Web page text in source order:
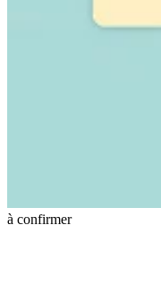
à confirmer